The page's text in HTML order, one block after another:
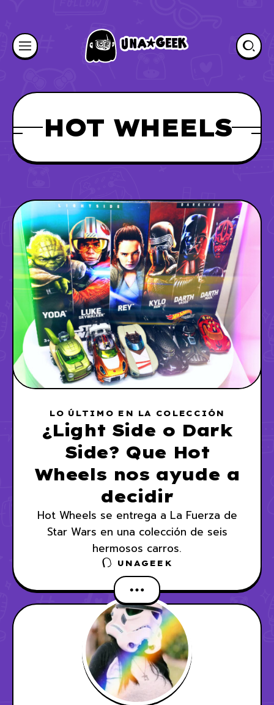
HOT WHEELS
LO ÚLTIMO EN LA COLECCIÓN
¿Light Side o Dark
Side? Que Hot
Wheels nos ayude a
decidir
Hot Wheels se entrega a La Fuerza de
Star Wars en una colección de seis
hermosos carros.
UNAGEEK